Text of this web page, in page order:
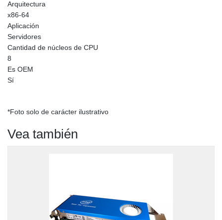
Arquitectura
x86-64
Aplicación
Servidores
Cantidad de núcleos de CPU
8
Es OEM
Sí
*Foto solo de carácter ilustrativo
Vea también